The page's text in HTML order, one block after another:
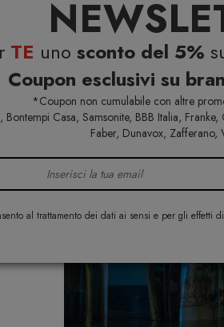
TE uno sconto del 5%
Coupon esclusivi su
*Coupon non cumulabile con altre
Bontempi Casa, Samsonite, BBB Italia,
Faber, Dunavox, Zafferano,
al trattamento dei dati ai sensi e per gli effetti
Home In-